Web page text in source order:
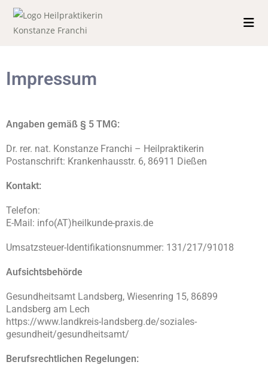
Impressum
Angaben gemäß § 5 TMG:
Dr. rer. nat. Konstanze Franchi – Heilpraktikerin
Postanschrift: Krankenhausstr. 6, 86911 Dießen
Kontakt:
Telefon:
E-Mail: info(AT)heilkunde-praxis.de
Umsatzsteuer-Identifikationsnummer: 131/217/91018
Aufsichtsbehörde
Gesundheitsamt Landsberg, Wiesenring 15, 86899
Landsberg am Lech
https://www.landkreis-landsberg.de/soziales-
gesundheit/gesundheitsamt/
Berufsrechtlichen Regelungen: